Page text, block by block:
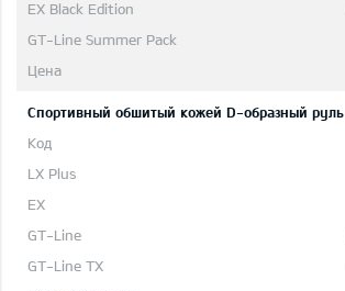
Cпортивный обшитый кожей D-образный руль